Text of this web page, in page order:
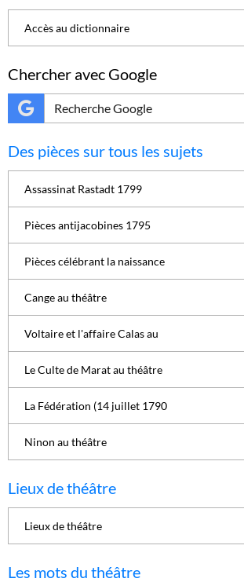
Accès au dictionnaire
Chercher avec Google
Des pièces sur tous les sujets
Assassinat Rastadt 1799
Pièces antijacobines 1795
Pièces célébrant la naissance
Cange au théâtre
Voltaire et l'affaire Calas au
Le Culte de Marat au théâtre
La Fédération (14 juillet 1790
Ninon au théâtre
Lieux de théâtre
Lieux de théâtre
Les mots du théâtre